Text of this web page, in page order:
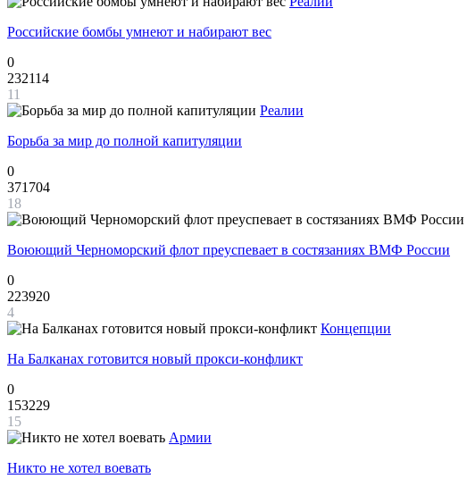
Российские бомбы умнеют и набирают вес
0
232114
11
Реалии
Борьба за мир до полной капитуляции
0
371704
18
Воюющий Черноморский флот преуспевает в состязаниях ВМФ России
0
223920
4
Концепции
На Балканах готовится новый прокси-конфликт
0
153229
15
Армии
Никто не хотел воевать